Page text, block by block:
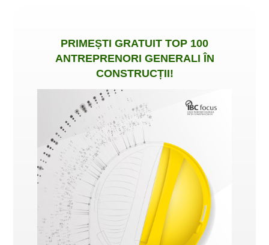
PRIMEȘTI GRATUIT TOP 100
ANTREPRENORI GENERALI ÎN
CONSTRUCȚII!